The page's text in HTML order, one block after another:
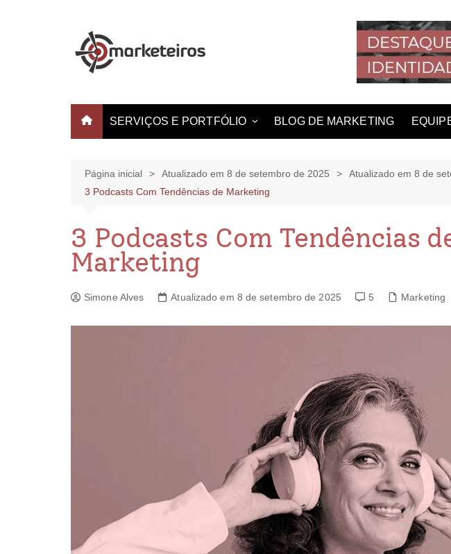
SERVIÇOS E PORTFÓLIO
Identidade Visual
Produção de Vídeo
BLOG DE MARKETING
Página inicial Atualizado em 8 de setembro de 2025 Atualizado em 8 de
3 Podcasts Com Tendências de Marketing
3 Podcasts Com Tendências
Marketing
Simone Alves Atualizado em 8 de setembro de 2025 5 Marketing